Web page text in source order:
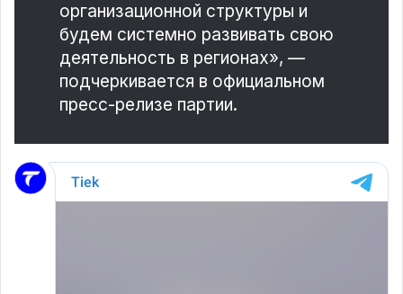
организационной структуры и
будем системно развивать свою
деятельность в регионах», —
подчеркивается в официальном
пресс-релизе партии.